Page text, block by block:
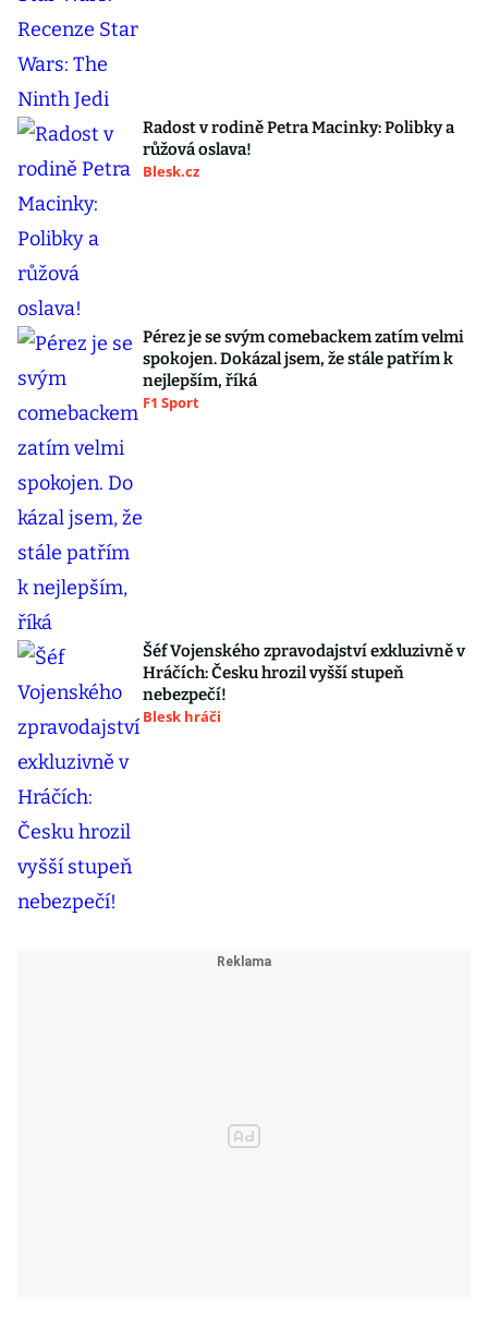
Radost v rodině Petra Macinky: Polibky a
růžová oslava!
Blesk.cz
Pérez je se svým comebackem zatím velmi
spokojen. Dokázal jsem, že stále patřím k
nejlepším, říká
F1 Sport
Šéf Vojenského zpravodajství exkluzivně v
Hráčích: Česku hrozil vyšší stupeň
nebezpečí!
Blesk hráči